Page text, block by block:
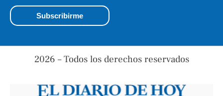
2026 – Todos los derechos reservados